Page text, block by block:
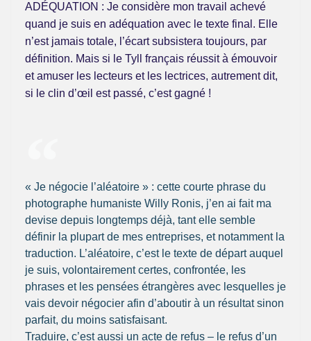
ADÉQUATION : Je considère mon travail achevé
quand je suis en adéquation avec le texte final. Elle
n’est jamais totale, l’écart subsistera toujours, par
définition. Mais si le Tyll français réussit à émouvoir
et amuser les lecteurs et les lectrices, autrement dit,
si le clin d’œil est passé, c’est gagné !
« Je négocie l’aléatoire » : cette courte phrase du
photographe humaniste Willy Ronis, j’en ai fait ma
devise depuis longtemps déjà, tant elle semble
définir la plupart de mes entreprises, et notamment la
traduction. L’aléatoire, c’est le texte de départ auquel
je suis, volontairement certes, confrontée, les
phrases et les pensées étrangères avec lesquelles je
vais devoir négocier afin d’aboutir à un résultat sinon
parfait, du moins satisfaisant.
Traduire, c’est aussi un acte de refus – le refus d’un